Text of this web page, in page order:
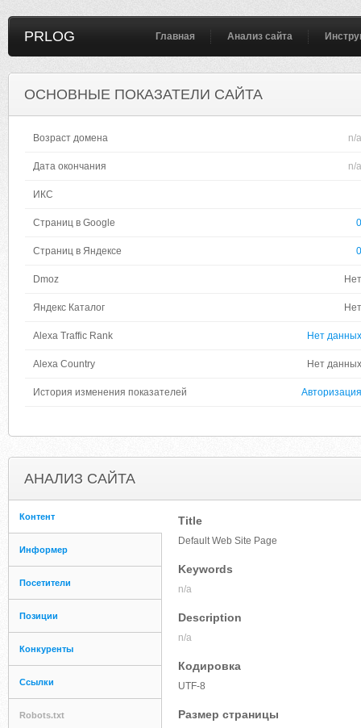
PRLOG Главная Анализ сайта
ОСНОВНЫЕ ПОКАЗАТЕЛИ САЙТА
Возраст домена n/a
Дата окончания n/a
ИКС
Страниц в Google 0
Страниц в Яндексе 0
Dmoz Нет
Яндекс Каталог Нет
Alexa Traffic Rank Нет данных
Alexa Country Нет данных
История изменения показателей Авторизация
АНАЛИЗ САЙТА
Контент
Информер
Посетители
Позиции
Конкуренты
Ссылки
Robots.txt
Title
Default Web Site Page
Keywords
n/a
Description
n/a
Кодировка
UTF-8
Размер страницы